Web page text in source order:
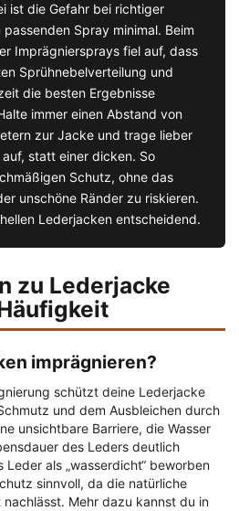
ist die Gefahr bei richtiger
Spray minimal. Beim
Imprägniersprays fiel auf, dass
Sprühnebelverteilung und
die besten Ergebnisse
immer einen Abstand von
zur Jacke und trage lieber
statt einer dicken. So
Schutz, ohne das
unschöne Ränder zu riskieren.
Lederjacken entscheidend.
zu Lederjacke
imprägnieren?
schützt deine Lederjacke
und dem Ausbleichen durch
unsichtbare Barriere, die Wasser
des Leders deutlich
als „wasserdicht“ beworben
sinnvoll, da die natürliche
Mehr dazu kannst du in